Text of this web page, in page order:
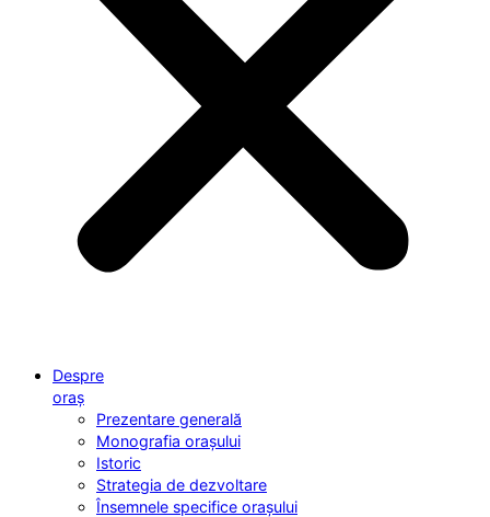
Despre
oraș
Prezentare generală
Monografia orașului
Istoric
Strategia de dezvoltare
Însemnele specifice orașului